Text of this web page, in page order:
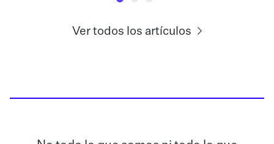
Ver todos los artículos